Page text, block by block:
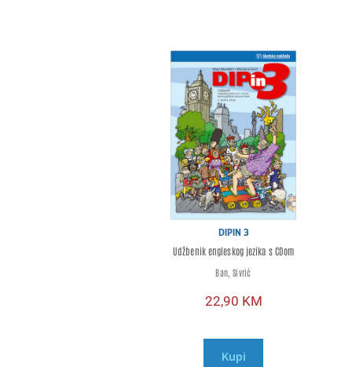
DIPIN 3
Udžbenik engleskog jezika s CDom
Ban, Sivrić
22,90 KM
Kupi